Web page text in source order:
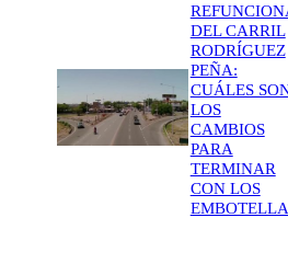
DEL CARRIL
RODRÍGUEZ
PEÑA:
CUÁLES
LOS
CAMBIOS
PARA
TERMINAR
CON LOS